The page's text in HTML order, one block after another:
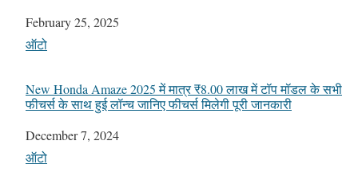
Date
February 25, 2025
In relation to
ऑटो
New Honda Amaze 2025 में मात्र ₹8.00 लाख में टॉप मॉडल के सभी
फीचर्स के साथ हुई लॉन्च जानिए फीचर्स मिलेगी पूरी जानकारी
Date
December 7, 2024
In relation to
ऑटो